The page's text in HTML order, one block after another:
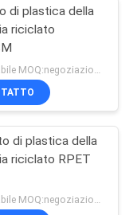
di plastica della
riciclato
di plastica della
riciclato RPET